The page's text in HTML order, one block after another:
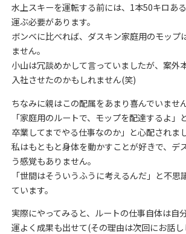
水上スキーを運転する前には、1本50キロあ
運ぶ必要があります。
ボンベに比べれば、ダスキン家庭用のモップ
ません。
小山は冗談めかして言っていましたが、案外
入社させたのかもしれません(笑)
ちなみに親はこの配属をあまり喜んでいませ
「家庭用のルートで、モップを配達するよ」
卒業してまでやる仕事なのか」と心配されまし
私はもともと身体を動かすことが好きで、デ
う感覚もありません。
「世間はそういうふうに考えるんだ」と不思
ています。
実際にやってみると、ルートの仕事自体は自
運よく成果も出せて(その理由は次回にお話